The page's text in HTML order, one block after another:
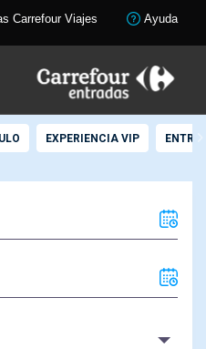
Carrefour Viajes Ayuda
EXPERIENCIA VIP